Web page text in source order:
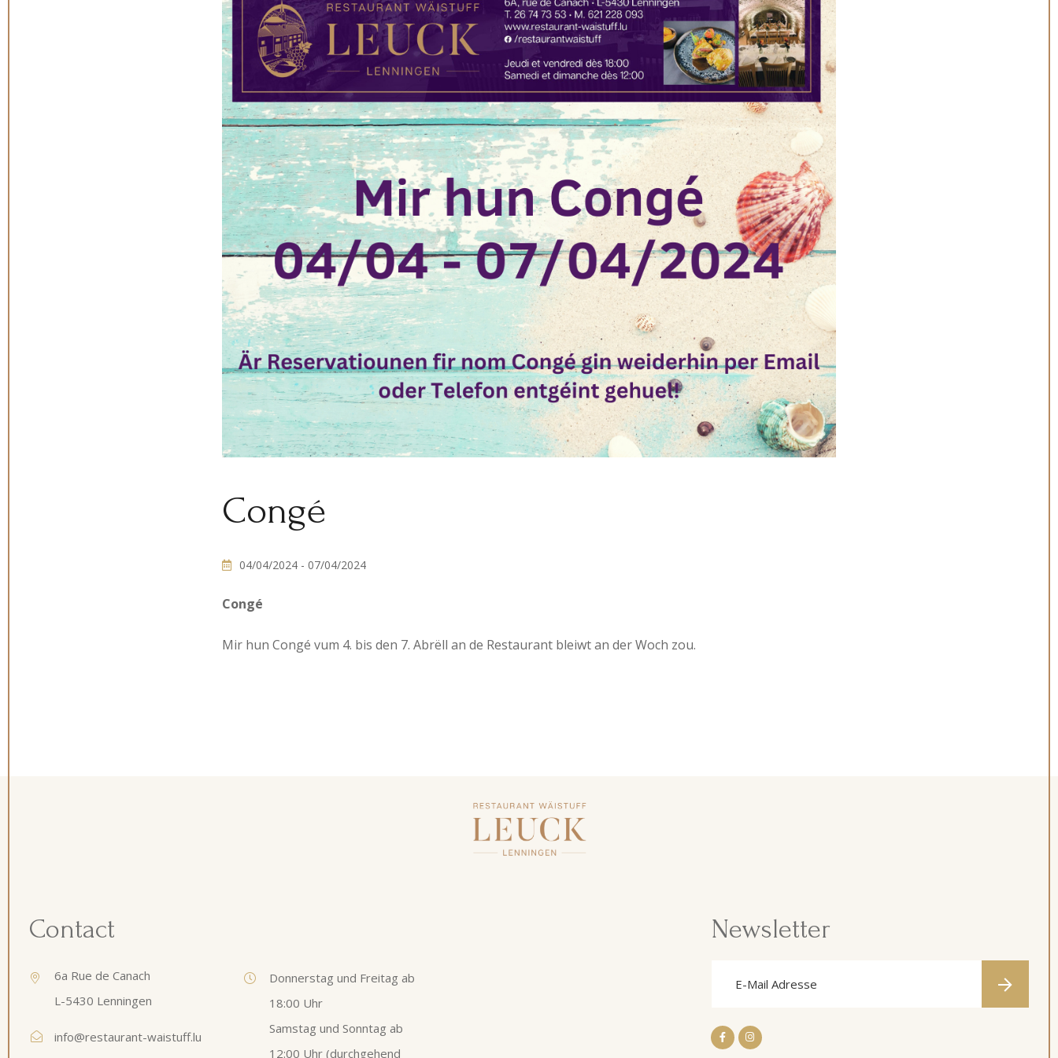
Congé
04/04/2024 - 07/04/2024
Congé
Mir hun Congé vum 4. bis den 7. Abrëll an de Restaurant bleiwt an der Woch zou.
Contact
6a Rue de Canach
L-5430 Lenningen
info@restaurant-waistuff.lu
Donnerstag und Freitag ab
18:00 Uhr
Samstag und Sonntag ab
12:00 Uhr (durchgehend
Newsletter